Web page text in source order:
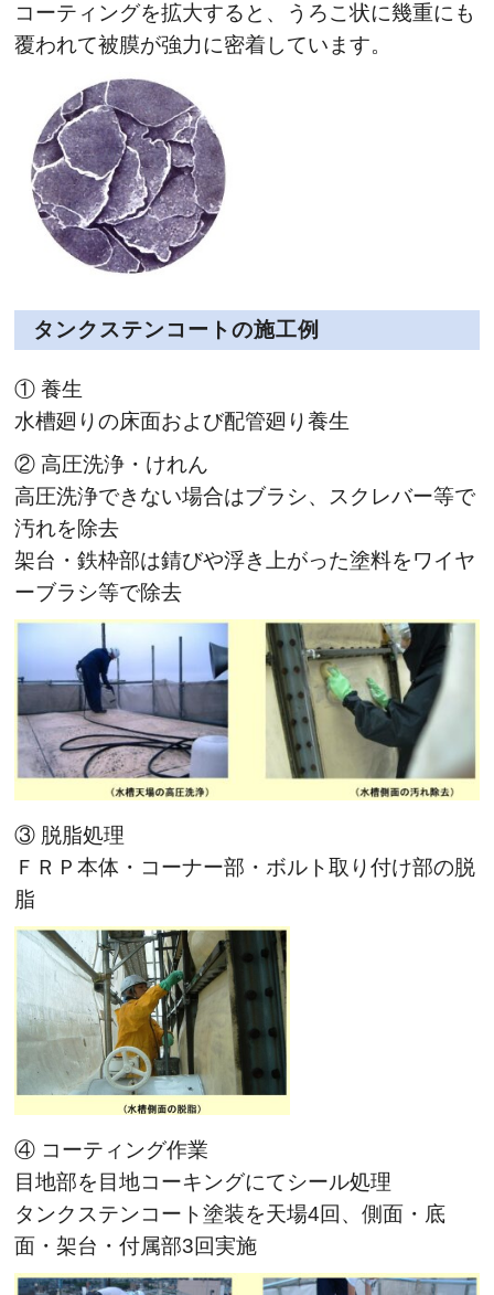
コーティングを拡大すると、うろこ状に幾重にも
覆われて被膜が強力に密着しています。
タンクステンコートの施工例
① 養生
水槽廻りの床面および配管廻り養生
② 高圧洗浄・けれん
高圧洗浄できない場合はブラシ、スクレバー等で
汚れを除去
架台・鉄枠部は錆びや浮き上がった塗料をワイヤ
ーブラシ等で除去
③ 脱脂処理
ＦＲＰ本体・コーナー部・ボルト取り付け部の脱
脂
④ コーティング作業
目地部を目地コーキングにてシール処理
タンクステンコート塗装を天場4回、側面・底
面・架台・付属部3回実施